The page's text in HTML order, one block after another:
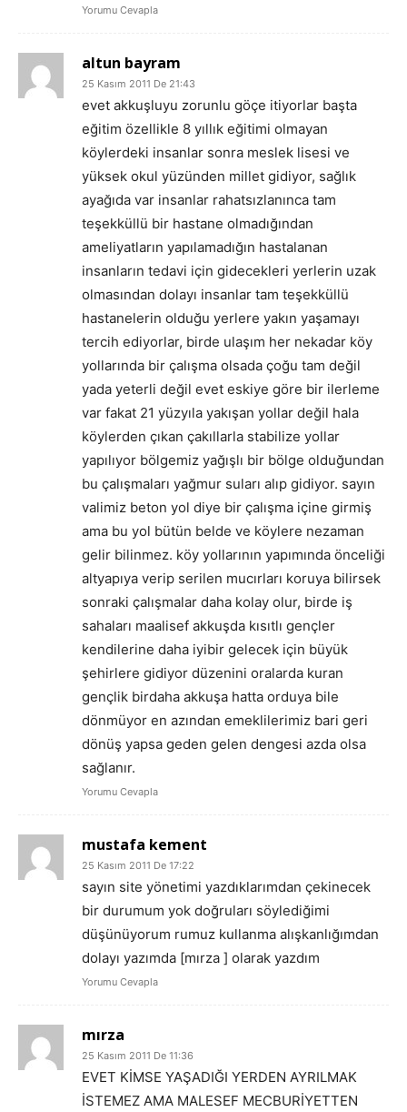
Yorumu Cevapla
altun bayram
25 Kasım 2011 De 21:43
evet akkuşluyu zorunlu göçe itiyorlar başta
eğitim özellikle 8 yıllık eğitimi olmayan
köylerdeki insanlar sonra meslek lisesi ve
yüksek okul yüzünden millet gidiyor, sağlık
ayağıda var insanlar rahatsızlanınca tam
teşekküllü bir hastane olmadığından
ameliyatların yapılamadığın hastalanan
insanların tedavi için gidecekleri yerlerin uzak
olmasından dolayı insanlar tam teşekküllü
hastanelerin olduğu yerlere yakın yaşamayı
tercih ediyorlar, birde ulaşım her nekadar köy
yollarında bir çalışma olsada çoğu tam değil
yada yeterli değil evet eskiye göre bir ilerleme
var fakat 21 yüzyıla yakışan yollar değil hala
köylerden çıkan çakıllarla stabilize yollar
yapılıyor bölgemiz yağışlı bir bölge olduğundan
bu çalışmaları yağmur suları alıp gidiyor. sayın
valimiz beton yol diye bir çalışma içine girmiş
ama bu yol bütün belde ve köylere nezaman
gelir bilinmez. köy yollarının yapımında önceliği
altyapıya verip serilen mucırları koruya bilirsek
sonraki çalışmalar daha kolay olur, birde iş
sahaları maalisef akkuşda kısıtlı gençler
kendilerine daha iyibir gelecek için büyük
şehirlere gidiyor düzenini oralarda kuran
gençlik birdaha akkuşa hatta orduya bile
dönmüyor en azından emeklilerimiz bari geri
dönüş yapsa geden gelen dengesi azda olsa
sağlanır.
Yorumu Cevapla
mustafa kement
25 Kasım 2011 De 17:22
sayın site yönetimi yazdıklarımdan çekinecek
bir durumum yok doğruları söylediğimi
düşünüyorum rumuz kullanma alışkanlığımdan
dolayı yazımda [mırza ] olarak yazdım
Yorumu Cevapla
mırza
25 Kasım 2011 De 11:36
EVET KİMSE YAŞADIĞI YERDEN AYRILMAK
İSTEMEZ AMA MALESEF MECBURİYETTEN